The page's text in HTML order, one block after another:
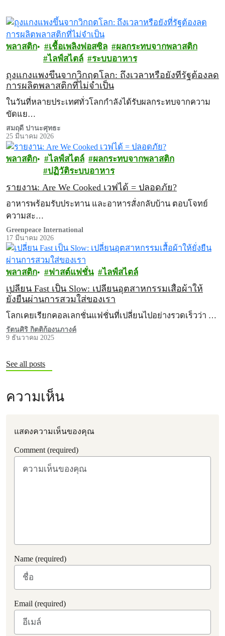
พลาสติก เชื้อเพลิงฟอสซิล
ผลกระทบจากพลาสติก
ไลฟ์สไตล์
ระบบอาหาร
ถุงแกงแพงขึ้นจากวิกฤตโลก: ถึงเวลาหรือยังที่รัฐต้องลด
การผลิตพลาสติกที่ไม่จำเป็น
ในวันที่หลายประเทศทั่วโลกกำลังได้รับผลกระทบจากความ
ขัดแย…
สมฤดี ปานะศุทธะ
25 มีนาคม 2026
พลาสติก ไลฟ์สไตล์
ผลกระทบจากพลาสติก
ปฏิวัติระบบอาหาร
รายงาน: Are We Cooked เวฟได้ = ปลอดภัย?
อาหารพร้อมรับประทาน และอาหารสั่งกลับบ้าน ตอบโจทย์
ความสะ…
Greenpeace International
17 มีนาคม 2026
พลาสติก ฟาสต์แฟชั่น ไลฟ์สไตล์
เปลี่ยน Fast เป็น Slow: เปลี่ยนอุตสาหกรรมเสื้อผ้าให้
ยั่งยืนผ่านการสวมใส่ของเรา
โลกเคยเรียกคอลเลกชั่นแฟชั่นที่เปลี่ยนไปอย่างรวดเร็วว่า …
รัตนศิริ กิตติก้องนภางค์
9 ธันวาคม 2025
See all posts
ความเห็น
แสดงความเห็นของคุณ
Comment (required)
Name (required)
Email (required)